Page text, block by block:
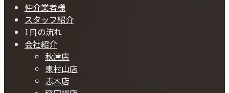
仲介業者様
スタッフ紹介
1日の流れ
会社紹介
秋津店
東村山店
志木店